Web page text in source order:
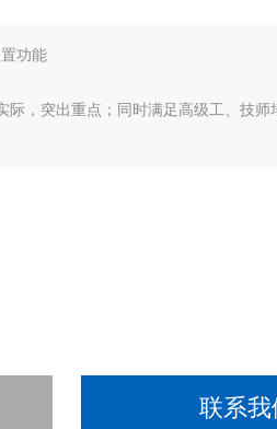
功能
际，突出重点；同时满足高级工、技师
工艺流程、了解填料塔等主要设备的
工艺参数的测量原理和操作方法。
联系我